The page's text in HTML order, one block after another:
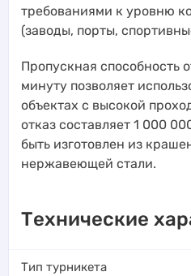
требованиями к уровню
(заводы, порты,
Пропускная способность
минуту позволяет
объектах с высокой
отказ составляет 1 000
быть изготовлен из
нержавеющей стали.
Технические
Тип турникета